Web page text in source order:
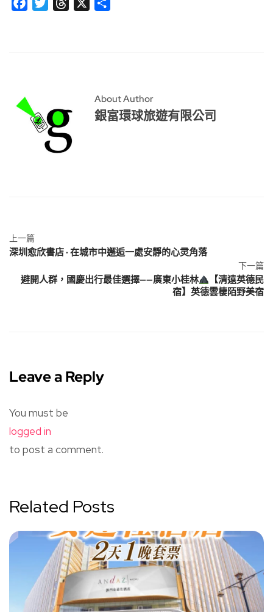
FacebookTwitterThreads
About Author
銀富環球旅遊有限公司
上一篇
深圳愈欣書店 · 在城市中邂逅一處安靜的心灵角落
下一篇
避開人群，國慶出行最佳選擇——廣東小桂林
【清遠英德民
宿】英德雲棲陌野美宿
Leave a Reply
You must be
logged in
to post a comment.
Related Posts